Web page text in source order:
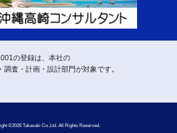
の登録は、本社の
調査・計画・設計部門が対象です。
©2026 Takasaki Co.,Ltd. All Rights Reserved.